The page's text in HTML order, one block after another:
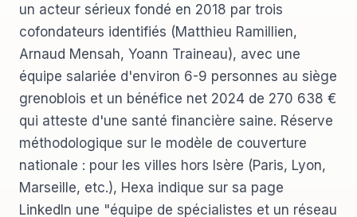
un acteur sérieux fondé en 2018 par trois
cofondateurs identifiés (Matthieu Ramillien,
Arnaud Mensah, Yoann Traineau), avec une
équipe salariée d'environ 6-9 personnes au siège
grenoblois et un bénéfice net 2024 de 270 638 €
qui atteste d'une santé financière saine. Réserve
méthodologique sur le modèle de couverture
nationale : pour les villes hors Isère (Paris, Lyon,
Marseille, etc.), Hexa indique sur sa page
LinkedIn une "équipe de spécialistes et un réseau